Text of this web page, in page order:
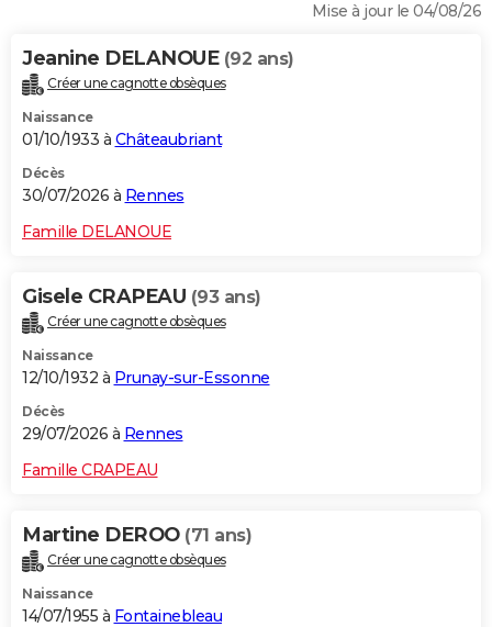
Alimentation
Guide de la santé
Maladies
Médicaments
Sommeil
VOYAGE
Destinations
City break
Voyage nature
Voyage de noces
Forum
Climat
+PHOTO
GUIDES D'ACHAT
Carte de Noël
Carte Bonne année
Carte Saint-Valentin
Carte Pâques
Carte d'anniversaire
DICTIONNAIRE
Dictionnaire
Biographies
Citations
Expressions
Proverbes
PROGRAMME TV
S'inscrire
Se connecter
Lycées
Collèges
Primaires
Universités
Entreprises
Service militaire
Avis de recherche
AVIS DE DÉCÈS
FORUM
Bricolage
Television
Mise à jour le 04/08/26
Jeanine DELANOUE (92 ans)
Créer une cagnotte obsèques
Naissance
01/10/1933 à Châteaubriant
Décès
30/07/2026 à Rennes
Famille DELANOUE
Gisele CRAPEAU (93 ans)
Créer une cagnotte obsèques
Naissance
12/10/1932 à Prunay-sur-Essonne
Décès
29/07/2026 à Rennes
Famille CRAPEAU
Martine DEROO (71 ans)
Créer une cagnotte obsèques
Naissance
14/07/1955 à Fontainebleau